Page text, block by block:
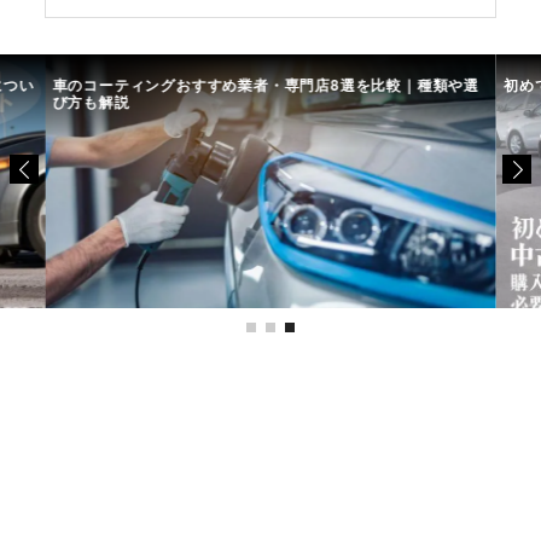
い 車のコーティングおすすめ業者・専門店8選を比較｜種類や選
び方も解説
初め